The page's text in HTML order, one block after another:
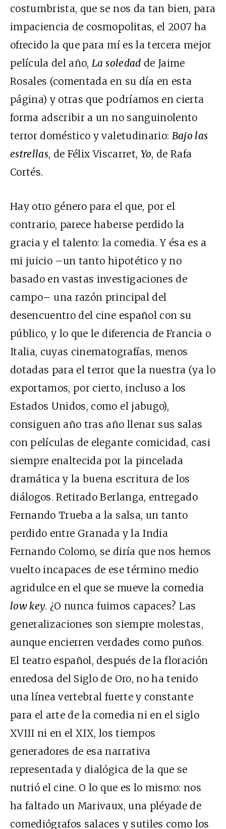
costumbrista, que se nos da tan bien, para
impaciencia de cosmopolitas, el 2007 ha
ofrecido la que para mí es la tercera mejor
película del año,La soledad de Jaime
Rosales (comentada en su día en esta
página) y otras que podríamos en cierta
forma adscribir a un no sanguinolento
terror doméstico y valetudinario: Bajo las
estrellas, de Félix Viscarret, Yo, de Rafa
Cortés.
Hay otro género para el que, por el
contrario, parece haberse perdido la
gracia y el talento: la comedia. Y ésa es a
mi juicio –un tanto hipotético y no
basado en vastas investigaciones de
campo– una razón principal del
desencuentro del cine español con su
público, y lo que le diferencia de Francia o
Italia, cuyas cinematografías, menos
dotadas para el terror que la nuestra (ya lo
exportamos, por cierto, incluso a los
Estados Unidos, como el jabugo),
consiguen año tras año llenar sus salas
con películas de elegante comicidad, casi
siempre enaltecida por la pincelada
dramática y la buena escritura de los
diálogos. Retirado Berlanga, entregado
Fernando Trueba a la salsa, un tanto
perdido entre Granada y la India
Fernando Colomo, se diría que nos hemos
vuelto incapaces de ese término medio
agridulce en el que se mueve la comedia
low key. ¿O nunca fuimos capaces? Las
generalizaciones son siempre molestas,
aunque encierren verdades como puños.
El teatro español, después de la floración
enredosa del Siglo de Oro, no ha tenido
una línea vertebral fuerte y constante
para el arte de la comedia ni en el siglo
XVIII ni en el XIX, los tiempos
generadores de esa narrativa
representada y dialógica de la que se
nutrió el cine. O lo que es lo mismo: nos
ha faltado un Marivaux, una pléyade de
comediógrafos salaces y sutiles como los